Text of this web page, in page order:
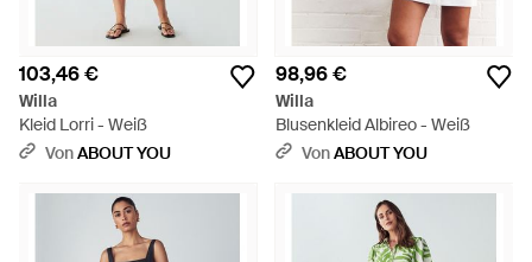
103,46 €
Willa
Kleid Lorri - Weiß
VonABOUT YOU
98,96 €
Willa
Blusenkleid Albireo - Weiß
VonABOUT YOU